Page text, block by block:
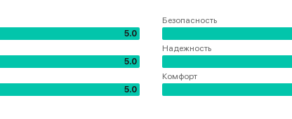
5.0
5.0
5.0
Безопасность
Надежность
Комфорт